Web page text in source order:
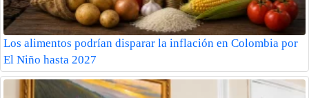
Los alimentos podrían disparar la inflación en Colombia por
El Niño hasta 2027